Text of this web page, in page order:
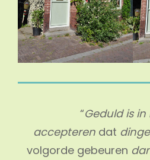
“Geduld is
accepteren dat
volgorde gebeuren